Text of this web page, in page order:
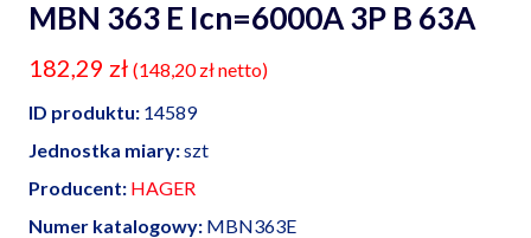
MBN 363 E Icn=6000A 3P B 63A
182,29 zł (148,20złnetto)
ID produktu: 14589
Jednostka miary:szt
Producent: HAGER
Numer katalogowy: MBN363E